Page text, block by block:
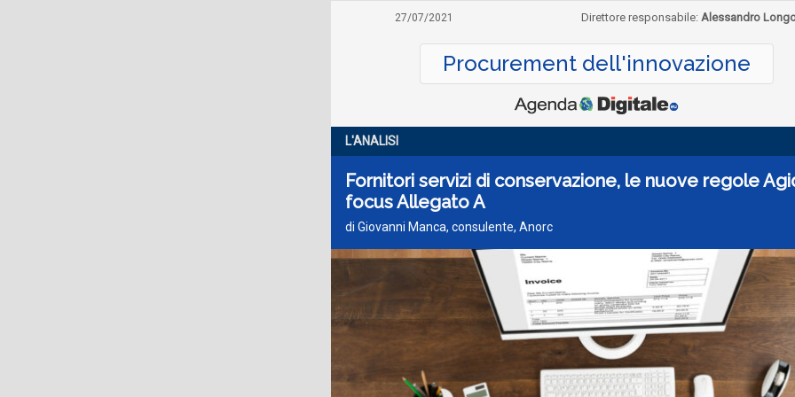
27/07/2021 Direttore responsabile: Alessandro
Procurement dell'innovazione
L'ANALISI
Fornitori servizi di conservazione, le nuove regole
focus Allegato A
di Giovanni Manca, consulente, Anorc